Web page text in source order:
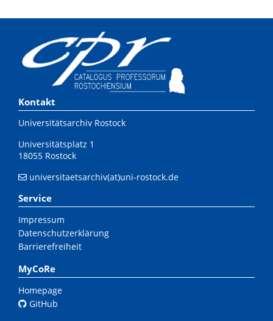
Kontakt
Universitätsarchiv Rostock
Universitätsplatz 1
18055 Rostock
universitaetsarchiv(at)uni-rostock.de
Service
Impressum
Datenschutzerklärung
Barrierefreiheit
MyCoRe
Homepage
GitHub